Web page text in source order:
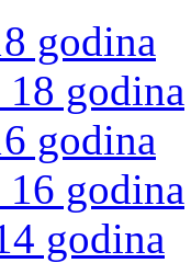
godina
godina
godina
godina
godina